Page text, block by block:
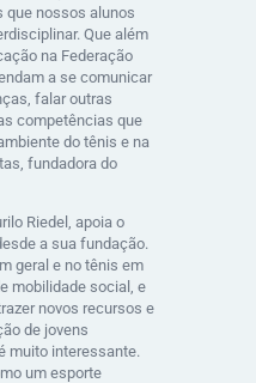
que nossos alunos
Que além
na Federação
a se comunicar
falar outras
competências que
do tênis e na
fundadora do
Riedel, apoia o
a sua fundação.
geral e no tênis em
mobilidade social, e
novos recursos e
de jovens
muito interessante.
um esporte